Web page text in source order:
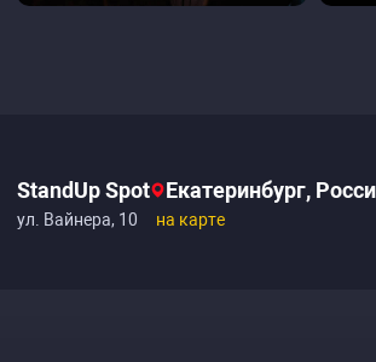
StandUp Spot Екатеринбург,
ул. Вайнера, 10 на карте